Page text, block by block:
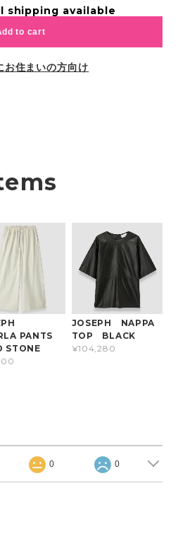
shipping available
to cart
お住まいの方向け
PANTS
STONE
JOSEPH NAPPA
TOP BLACK
¥104,280
0 0